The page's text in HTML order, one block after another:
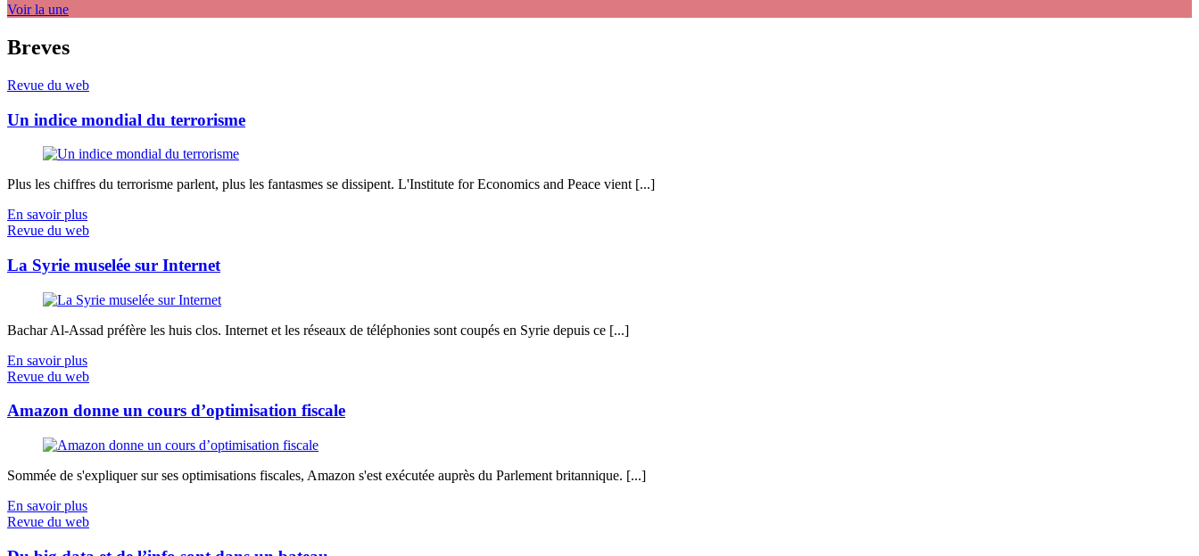
Voir la une
Breves
Revue du web
Un indice mondial du terrorisme
Plus les chiffres du terrorisme parlent, plus les fantasmes se dissipent. L'Institute for Economics and Peace vient [...]
En savoir plus
Revue du web
La Syrie muselée sur Internet
Bachar Al-Assad préfère les huis clos. Internet et les réseaux de téléphonies sont coupés en Syrie depuis ce [...]
En savoir plus
Revue du web
Amazon donne un cours d’optimisation fiscale
Sommée de s'expliquer sur ses optimisations fiscales, Amazon s'est exécutée auprès du Parlement britannique. [...]
En savoir plus
Revue du web